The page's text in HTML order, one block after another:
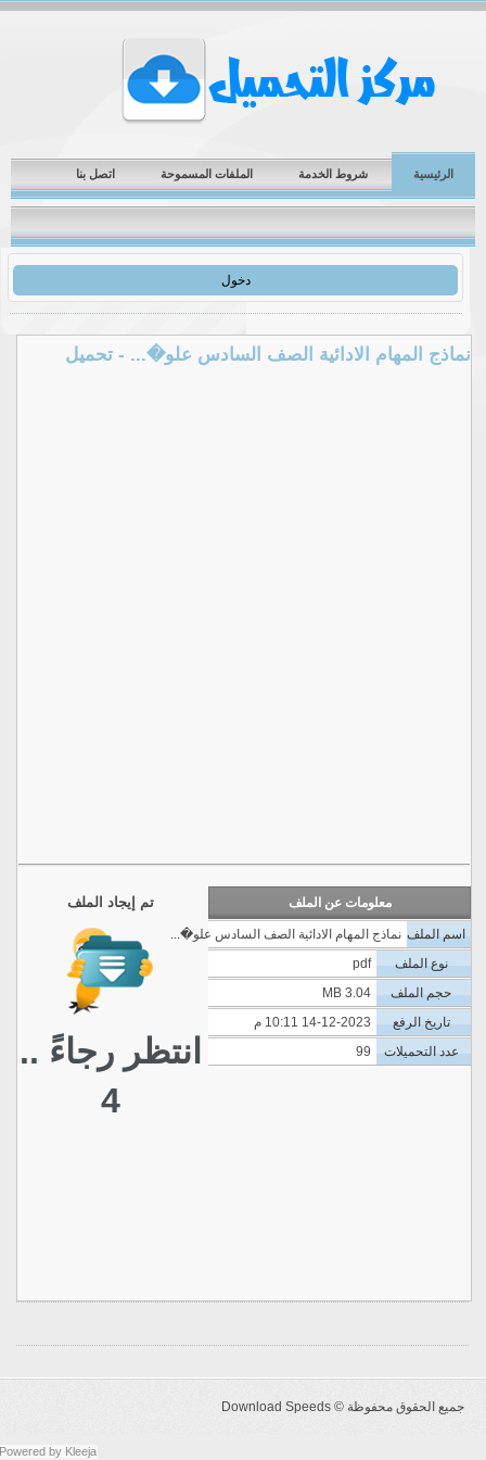
الرئيسية شروط الخدمة الملفات المسموحة اتصل بنا
دخول
نماذج المهام الادائية الصف السادس علو�... - تحميل
معلومات عن الملف
اسم الملف
نماذج المهام الادائية الصف السادس علو�...
نوع الملف
pdf
حجم الملف
3.04 MB
تاريخ الرفع
14-12-2023 10:11 م
عدد التحميلات
99
تم إيجاد الملف
انتظر رجاءً ..
4
جميع الحقوق محفوظة ©Download Speeds
Powered byKleeja